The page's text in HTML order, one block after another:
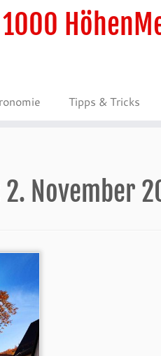
1000
Tipps & Tricks
2. November